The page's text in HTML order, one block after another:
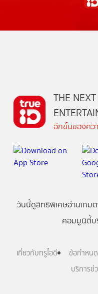
THE
อีกขั้นของคว
วันนี้ดูสิทธิพิเศษอ่านเกม
คอมมูนิตี้บ
เกี่ยวกับทรูไอดี ข้อกำหนด
บริการช่